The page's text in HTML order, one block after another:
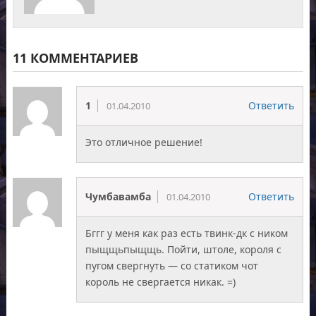
11 КОММЕНТАРИЕВ
1 01.04.2010 Ответить
Это отличное решение!
Чумбавамба 01.04.2010 Ответить
Бггг у меня как раз есть твинк-дк с ником
пыщщьпыщщь. Пойти, штоле, короля с
пугом свергнуть — со статиком чот
король не свергается никак. =)